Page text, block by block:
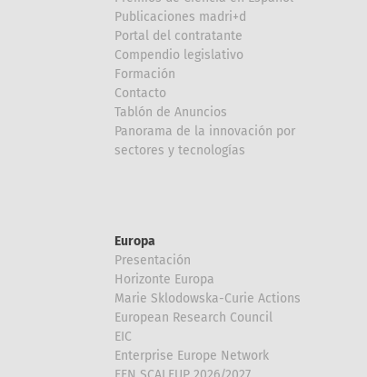
Publicaciones madri+d
Portal del contratante
Compendio legislativo
Formación
Contacto
Tablón de Anuncios
Panorama de la innovación por
sectores y tecnologías
Europa
Presentación
Horizonte Europa
Marie Sklodowska-Curie Actions
European Research Council
EIC
Enterprise Europe Network